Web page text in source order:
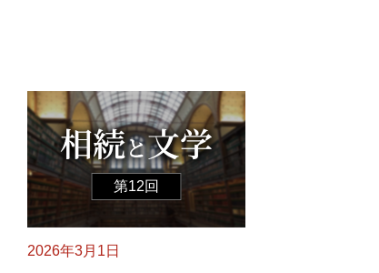
第12回
2026年3月1日